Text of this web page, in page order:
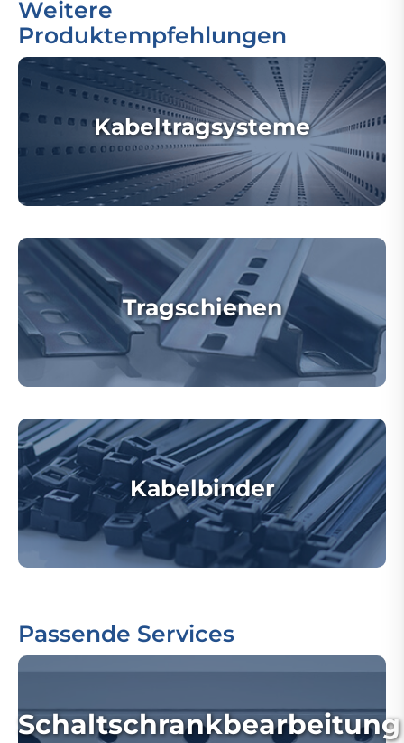
Weitere
Produktempfehlungen
Kabeltragsysteme
Tragschienen
Kabelbinder
Passende Services
Schaltschrankbearbeitung